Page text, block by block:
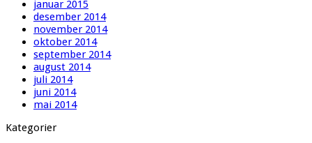
januar 2015
desember 2014
november 2014
oktober 2014
september 2014
august 2014
juli 2014
juni 2014
mai 2014
Kategorier